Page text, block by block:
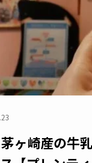
ヶ崎産の牛